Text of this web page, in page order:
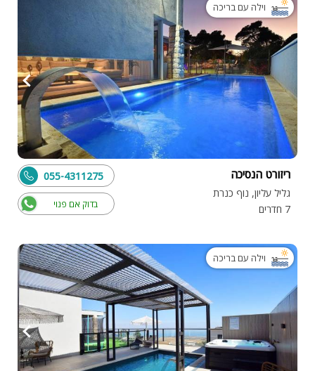
וילה עם בריכה
ריזורט הנסיכה
גליל עליון, נוף כנרת
7 חדרים
בדוק אם פנוי
055-4311275
וילה עם בריכה